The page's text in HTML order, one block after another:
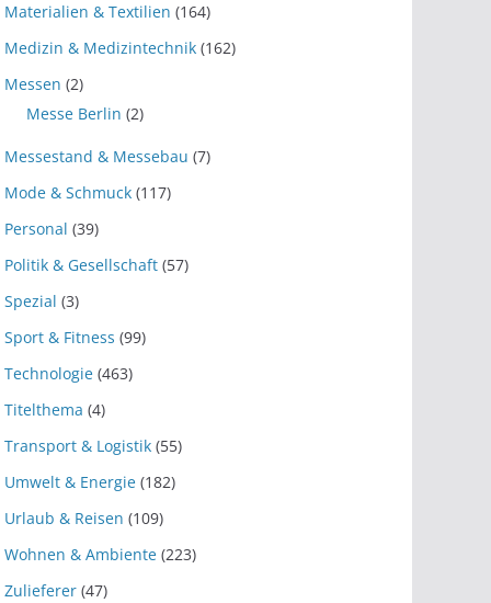
Materialien & Textilien (164)
Medizin & Medizintechnik (162)
Messen (2)
Messe Berlin (2)
Messestand & Messebau (7)
Mode & Schmuck (117)
Personal (39)
Politik & Gesellschaft (57)
Spezial (3)
Sport & Fitness (99)
Technologie (463)
Titelthema (4)
Transport & Logistik (55)
Umwelt & Energie (182)
Urlaub & Reisen (109)
Wohnen & Ambiente (223)
Zulieferer (47)